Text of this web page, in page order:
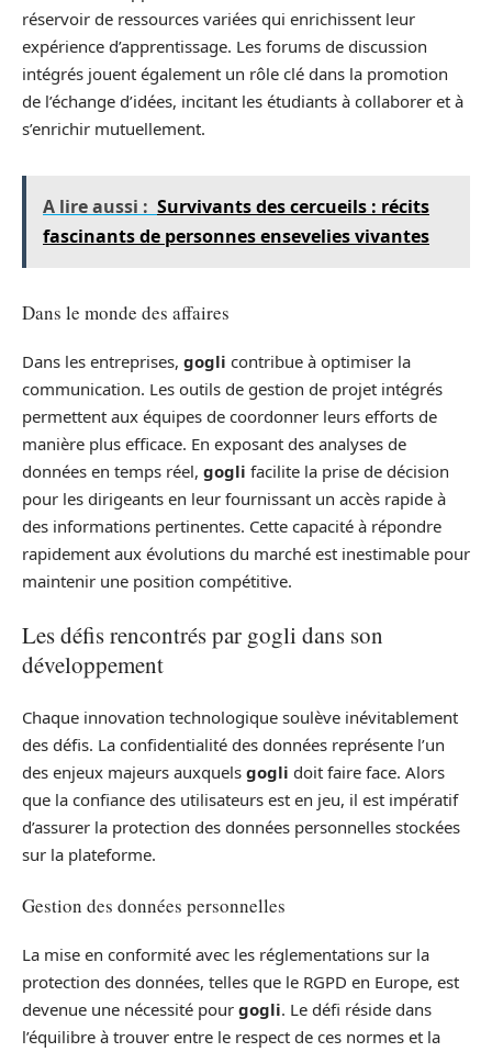
réservoir de ressources variées qui enrichissent leur
expérience d’apprentissage. Les forums de discussion
intégrés jouent également un rôle clé dans la promotion
de l’échange d’idées, incitant les étudiants à collaborer et à
s’enrichir mutuellement.
A lire aussi : Survivants des cercueils : récits
fascinants de personnes ensevelies vivantes
Dans le monde des affaires
Dans les entreprises, gogli contribue à optimiser la
communication. Les outils de gestion de projet intégrés
permettent aux équipes de coordonner leurs efforts de
manière plus efficace. En exposant des analyses de
données en temps réel, gogli facilite la prise de décision
pour les dirigeants en leur fournissant un accès rapide à
des informations pertinentes. Cette capacité à répondre
rapidement aux évolutions du marché est inestimable pour
maintenir une position compétitive.
Les défis rencontrés par gogli dans son
développement
Chaque innovation technologique soulève inévitablement
des défis. La confidentialité des données représente l’un
des enjeux majeurs auxquels gogli doit faire face. Alors
que la confiance des utilisateurs est en jeu, il est impératif
d’assurer la protection des données personnelles stockées
sur la plateforme.
Gestion des données personnelles
La mise en conformité avec les réglementations sur la
protection des données, telles que le RGPD en Europe, est
devenue une nécessité pour gogli. Le défi réside dans
l’équilibre à trouver entre le respect de ces normes et la